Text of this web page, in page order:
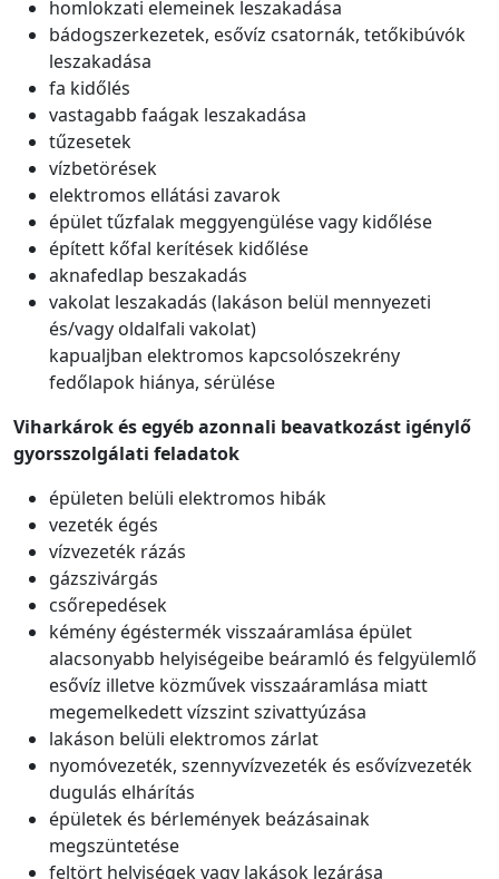
homlokzati elemeinek leszakadása
bádogszerkezetek, esővíz csatornák, tetőkibúvók
leszakadása
fa kidőlés
vastagabb faágak leszakadása
tűzesetek
vízbetörések
elektromos ellátási zavarok
épület tűzfalak meggyengülése vagy kidőlése
épített kőfal kerítések kidőlése
aknafedlap beszakadás
vakolat leszakadás (lakáson belül mennyezeti
és/vagy oldalfali vakolat)
kapualjban elektromos kapcsolószekrény
fedőlapok hiánya, sérülése
Viharkárok és egyéb azonnali beavatkozást igénylő
gyorsszolgálati feladatok
épületen belüli elektromos hibák
vezeték égés
vízvezeték rázás
gázszivárgás
csőrepedések
kémény égéstermék visszaáramlása épület
alacsonyabb helyiségeibe beáramló és felgyülemlő
esővíz illetve közművek visszaáramlása miatt
megemelkedett vízszint szivattyúzása
lakáson belüli elektromos zárlat
nyomóvezeték, szennyvízvezeték és esővízvezeték
dugulás elhárítás
épületek és bérlemények beázásainak
megszüntetése
feltört helyiségek vagy lakások lezárása